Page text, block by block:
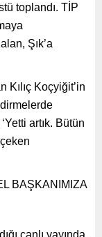
toplandı. TİP
Şık’a
Kılıç Koçyiğit’in
artık. Bütün
BAŞKANIMIZA
canlı yayında,